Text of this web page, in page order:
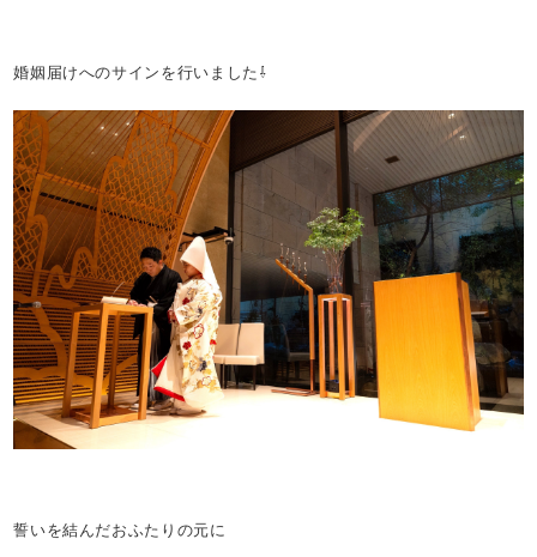
婚姻届けへのサインを行いました⇩
誓いを結んだおふたりの元に